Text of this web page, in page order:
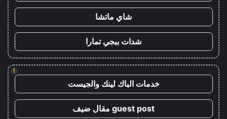
شاي ماتشا
شدات ببجي تمارا
!
خدمات الباك لينك والجيست
guest post مقال ضيف